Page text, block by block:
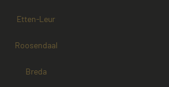
Etten-Leur
Roosendaal
Breda